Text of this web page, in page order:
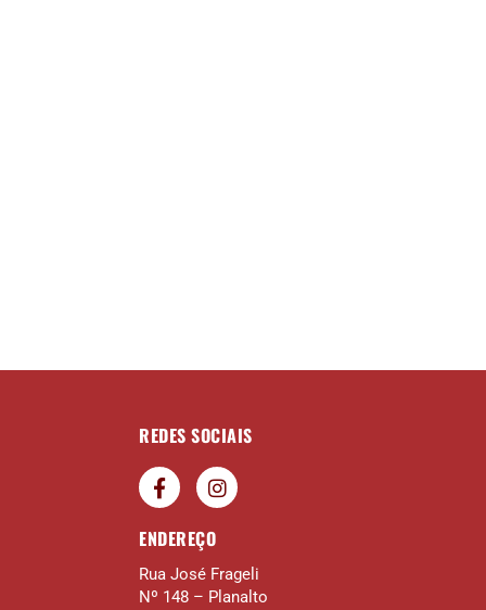
REDES SOCIAIS
ENDEREÇO
Rua José Frageli
Nº 148 – Planalto